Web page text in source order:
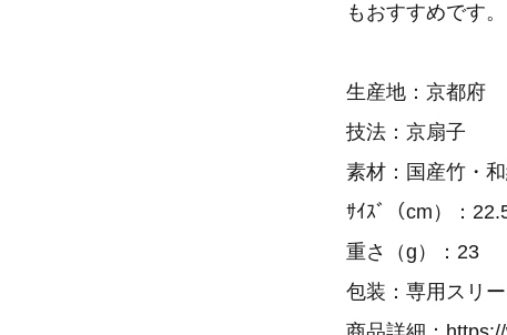
もおすすめです。
生産地：京都府
技法：京扇子
素材：国産竹・
ｻｲｽﾞ（cm）：
重さ（g）：23
包装：専用スリ